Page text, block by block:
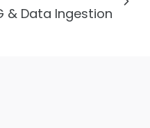
& Data Ingestion